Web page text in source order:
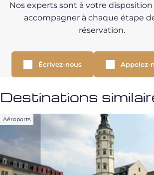
Nos experts sont à votre
accompagner à chaque étape
réservation.
Écrivez-nous Appelez-
Destinations
Aéroports